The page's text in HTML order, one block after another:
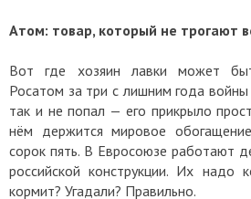
Атом: товар, который не трогают
Вот где хозяин лавки может
Росатом за три с лишним года войны
так и не попал — его прикрыло
нём держится мировое
сорок пять. В Евросоюзе работают
российской конструкции. Их надо
кормит? Угадали? Правильно.